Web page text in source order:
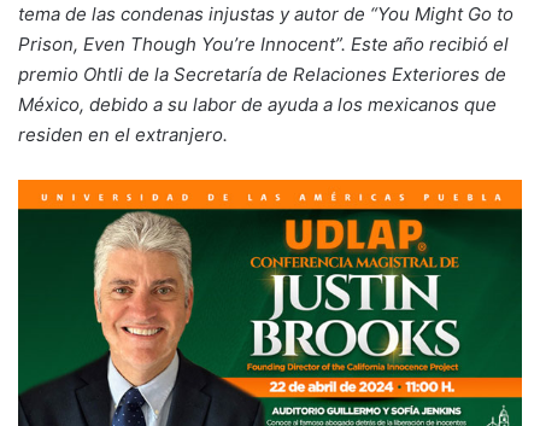
tema de las condenas injustas y autor de “You Might Go to
Prison, Even Though You’re Innocent”. Este año recibió el
premio Ohtli de la Secretaría de Relaciones Exteriores de
México, debido a su labor de ayuda a los mexicanos que
residen en el extranjero.